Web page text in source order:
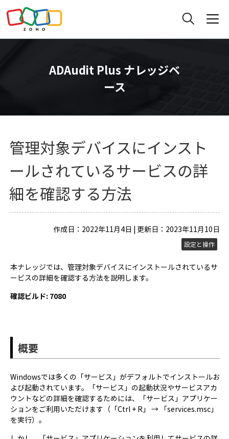
ADAudit Plus ナレッジベ
ース
管理対象デバイスにインスト
ールされているサービスの詳
細を確認する方法
作成日：2022年11月4日 | 更新日：2023年11月10日
設定と操作
本ナレッジでは、管理対象デバイスにインストールされているサ
ービスの詳細を確認する方法を説明します。
確認ビルド: 7080
概要
Windowsでは多くの「サービス」がデフォルトでインストールお
よび起動されています。「サービス」の起動状況やサービスアカ
ウントなどの詳細を確認するためには、「サービス」アプリケー
ションをご利用いただけます（「Ctrl + R」 → 「services.msc」
を実行）。